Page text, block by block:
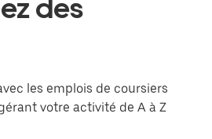
des
les emplois de coursiers
votre activité de A à Z